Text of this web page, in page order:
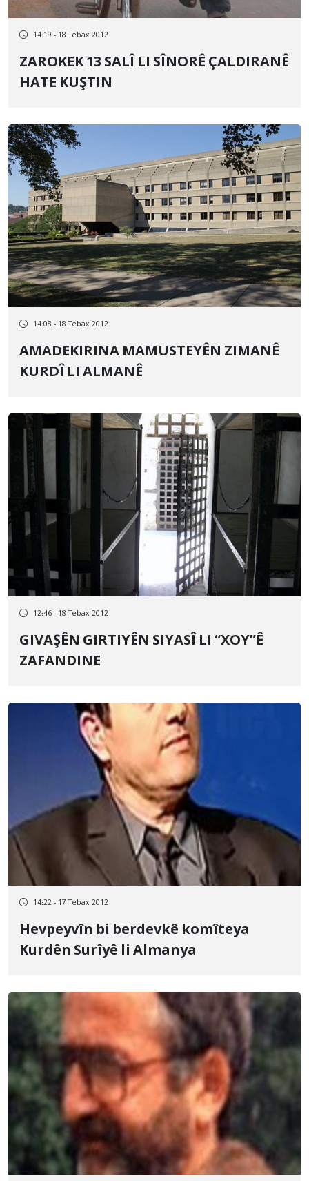
14:19 - 18 Tebax 2012
ZAROKEK 13 SALÎ LI SÎNORÊ ÇALDIRANÊ
HATE KUŞTIN
14:08 - 18 Tebax 2012
AMADEKIRINA MAMUSTEYÊN ZIMANÊ
KURDÎ LI ALMANÊ
12:46 - 18 Tebax 2012
GIVAŞÊN GIRTIYÊN SIYASÎ LI “XOY”Ê
ZAFANDINE
14:22 - 17 Tebax 2012
Hevpeyvîn bi berdevkê komîteya
Kurdên Surîyê li Almanya